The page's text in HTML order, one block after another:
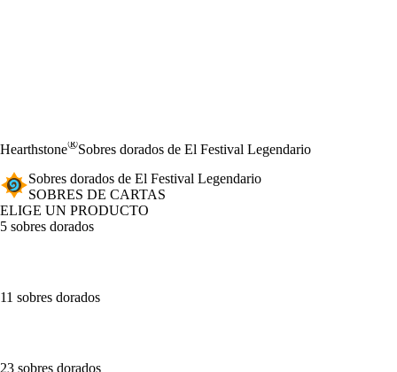
Hearthstone®Sobres dorados de El Festival Legendario
Sobres dorados de El Festival Legendario
SOBRES DE CARTAS
ELIGE UN PRODUCTO
5 sobres dorados
11 sobres dorados
23 sobres dorados